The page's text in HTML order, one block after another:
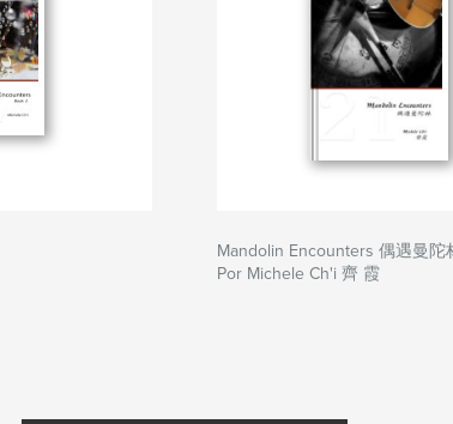
Mandolin Encounters 偶遇曼陀
Por Michele Ch'i 齊 霞